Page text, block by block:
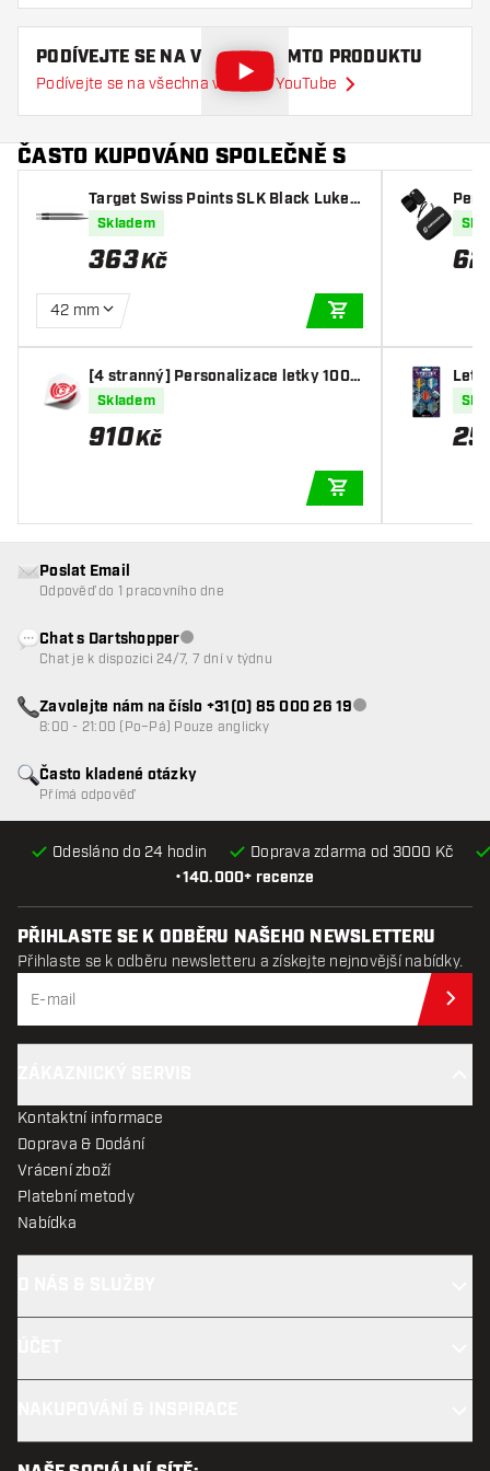
PODÍVEJTE SE NA VIDEO O TOMTO PRODUKTU
Podívejte se na všechna videa na YouTube
ČASTO KUPOVÁNO SPOLEČNĚ S
Target Swiss Points SLK Black Luke L
ittler
Skladem
363Kč
42 mm
[4 stranný] Personalizace letky 100
Mikronů s obrázkem (10 setů)
Skladem
910Kč
O
•140.000+ recenze
Odesláno do 24 hodin Doprava zdarma od 3000 Kč
Často kladené otázky
Přímá odpověď
Poslat Email
Odpověď do 1 pracovního dne
Chat s DartshopperZákaznický servis nedostupný
Chat je k dispozici 24/7, 7 dní v týdnu
Zavolejte nám na číslo +31(0) 85 000 26 19Zákaznický servis
8:00 - 21:00 (Po–Pá) Pouze anglicky
PŘIHLASTE SE K ODBĚRU NAŠEHO NEWSLETTERU
Přihlaste se k odběru newsletteru a získejte nejnovější nabídky.
Kontaktní informace
Doprava & Dodání
Vrácení zboží
Platební metody
Nabídka